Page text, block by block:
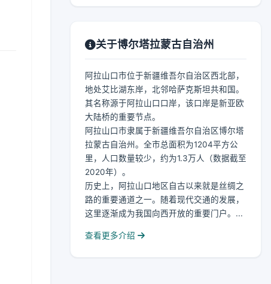
关于博尔塔拉蒙古自治州
阿拉山口市位于新疆维吾尔自治区西北部，
地处艾比湖东岸，北邻哈萨克斯坦共和国。
其名称源于阿拉山口口岸，该口岸是新亚欧
大陆桥的重要节点。
阿拉山口市隶属于新疆维吾尔自治区博尔塔
拉蒙古自治州。全市总面积为1204平方公
里，人口数量较少，约为1.3万人（数据截至
2020年）。
历史上，阿拉山口地区自古以来就是丝绸之
路的重要通道之一。随着现代交通的发展，
这里逐渐成为我国向西开放的重要门户。...
查看更多介绍